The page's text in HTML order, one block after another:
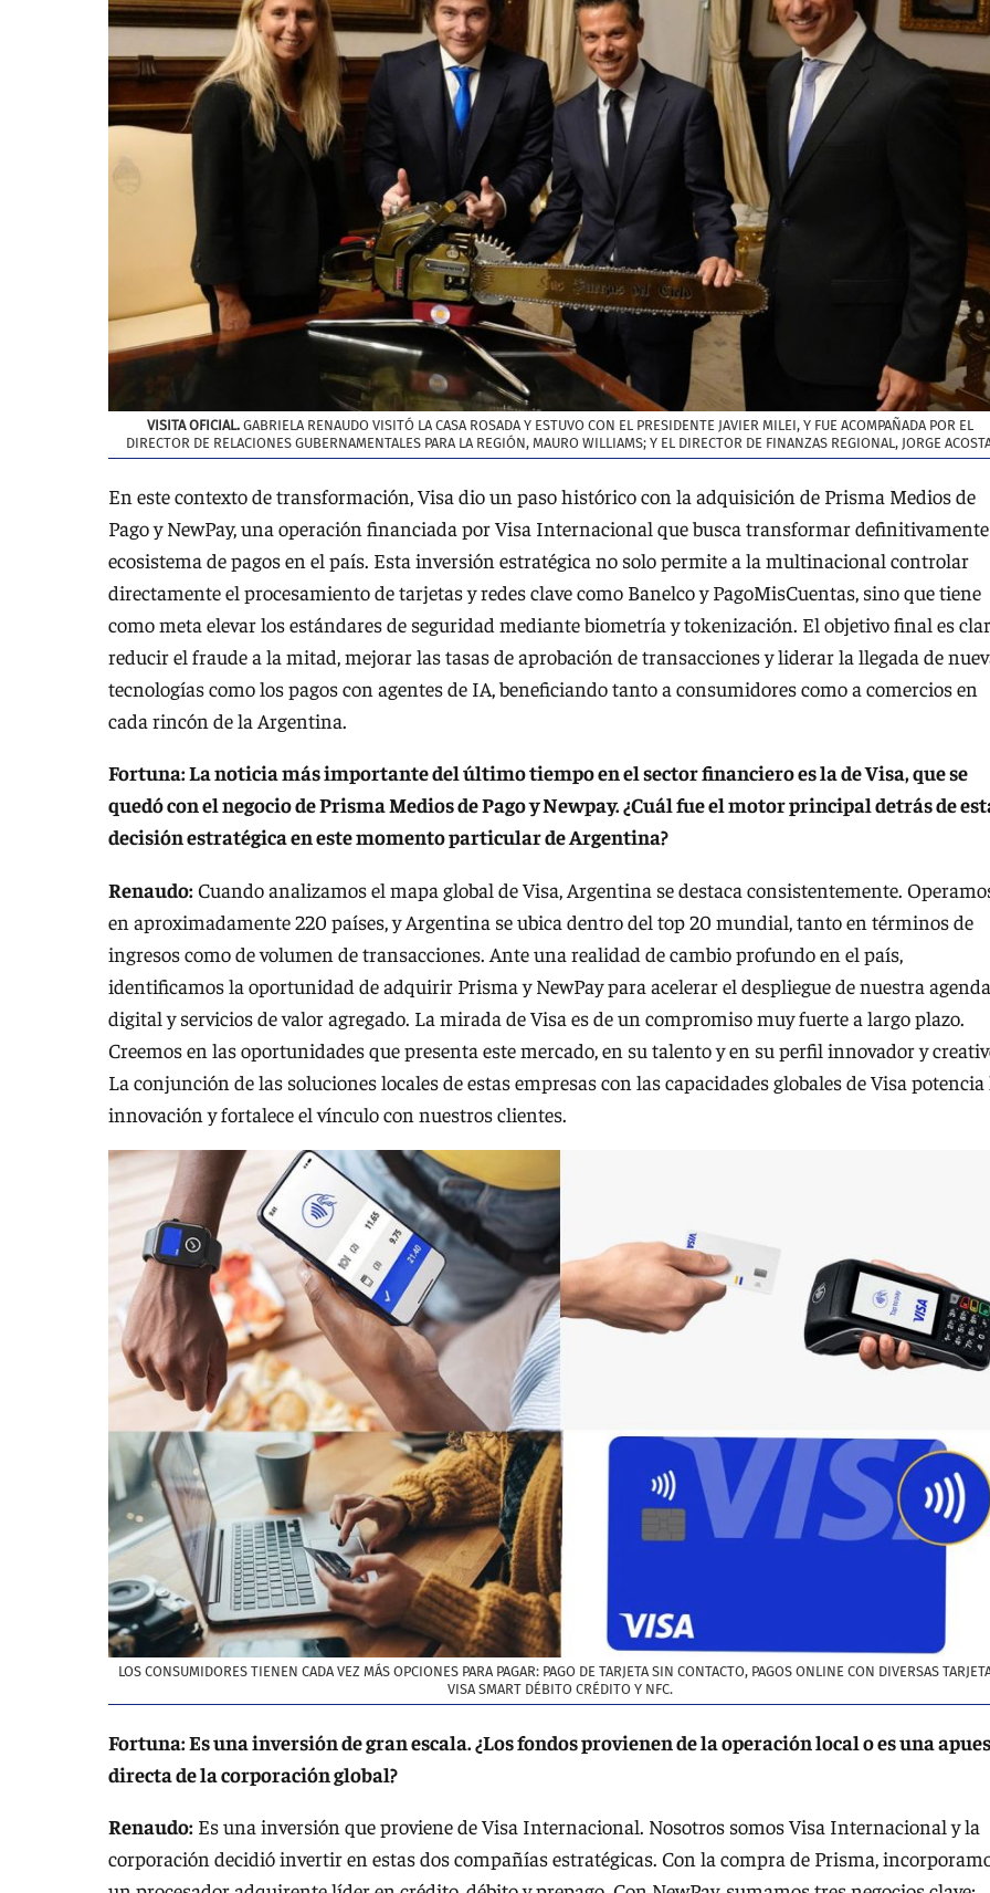
VISITA OFICIAL. GABRIELA RENAUDO VISITÓ LA CASA ROSADA Y ESTUVO CON EL PRESIDENTE JAVIER MILEI, Y FUE ACOMPAÑADA POR EL
DIRECTOR DE RELACIONES GUBERNAMENTALES PARA LA REGIÓN, MAURO WILLIAMS; Y EL DIRECTOR DE FINANZAS REGIONAL, JORGE
En este contexto de transformación, Visa dio un paso histórico con la adquisición de Prisma Medios de
Pago y NewPay, una operación financiada por Visa Internacional que busca transformar
ecosistema de pagos en el país. Esta inversión estratégica no solo permite a la multinacional controlar
directamente el procesamiento de tarjetas y redes clave como Banelco y PagoMisCuentas, sino que tiene
como meta elevar los estándares de seguridad mediante biometría y tokenización. El objetivo final es
reducir el fraude a la mitad, mejorar las tasas de aprobación de transacciones y liderar la llegada de
tecnologías como los pagos con agentes de IA, beneficiando tanto a consumidores como a comercios en
cada rincón de la Argentina.
Fortuna: La noticia más importante del último tiempo en el sector financiero es la de Visa, que se
quedó con el negocio de Prisma Medios de Pago y Newpay. ¿Cuál fue el motor principal detrás de
decisión estratégica en este momento particular de Argentina?
Renaudo:Cuando analizamos el mapa global de Visa, Argentina se destaca consistentemente.
en aproximadamente 220 países, y Argentina se ubica dentro del top 20 mundial, tanto en términos de
ingresos como de volumen de transacciones. Ante una realidad de cambio profundo en el país,
identificamos la oportunidad de adquirir Prisma y NewPay para acelerar el despliegue de nuestra agenda
digital y servicios de valor agregado. La mirada de Visa es de un compromiso muy fuerte a largo plazo.
Creemos en las oportunidades que presenta este mercado, en su talento y en su perfil innovador y
La conjunción de las soluciones locales de estas empresas con las capacidades globales de Visa potencia
innovación y fortalece el vínculo con nuestros clientes.
LOS CONSUMIDORES TIENEN CADA VEZ MÁS OPCIONES PARA PAGAR: PAGO DE TARJETA SIN CONTACTO, PAGOS ONLINE CON DIVERSAS
VISA SMART DÉBITO CRÉDITO Y NFC.
Fortuna: Es una inversión de gran escala. ¿Los fondos provienen de la operación local o es una
directa de la corporación global?
Renaudo: Es una inversión que proviene de Visa Internacional. Nosotros somos Visa Internacional y la
corporación decidió invertir en estas dos compañías estratégicas. Con la compra de Prisma,